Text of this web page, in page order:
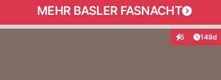
MEHR BASLER FASNACHT
5
Interaktionen
148d